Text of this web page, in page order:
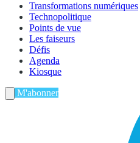
Transformations numériques
Technopolitique
Points de vue
Les faiseurs
Défis
Agenda
Kiosque
M'abonner